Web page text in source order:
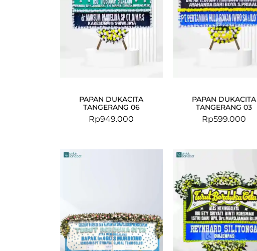
PAPAN DUKACITA
TANGERANG 06
Rp949.000
PAPAN DUKACITA
TANGERANG 03
Rp599.000